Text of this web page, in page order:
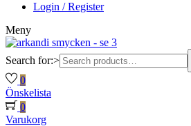
Login / Register
Meny
Search for:>
0
Önskelista
0
Varukorg